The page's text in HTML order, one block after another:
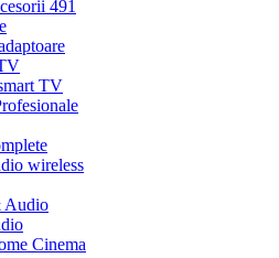
491
TV
wireless
Audio
Cinema